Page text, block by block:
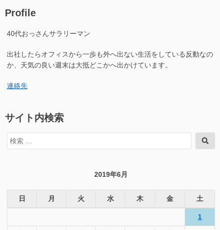
Profile
40代おっさんサラリーマン
出社したらオフィスから一歩も外へ出ない生活をしている反動なの
か、天気の良い週末は大抵どこかへ出かけています。
連絡先
サイト内検索
検
索
索
2019年6月
日 月 火 水 木 金 土
1